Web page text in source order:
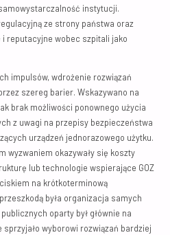
instytucji.
ze strony państwa oraz
reputacyjne wobec szpitali jako
impulsów, wdrożenie rozwiązań
szereg barier. Wskazywano na
brak możliwości ponownego użycia
z uwagi na przepisy bezpieczeństwa
urządzeń jednorazowego użytku.
wyzwaniem okazywały się koszty
lub technologie wspierające GOZ
na krótkoterminową
była organizacja samych
oparty był głównie na
wyborowi rozwiązań bardziej